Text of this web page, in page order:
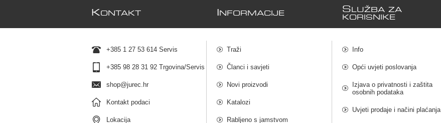
KONTAKT
+385 1 27 53 614 Servis
+385 98 28 31 92 Trgovina/Servis
shop@jurec.hr
Kontakt podaci
Lokacija
NFORMACIJE
Traži
Članci i savjeti
Novi proizvodi
Katalozi
Rabljeno s jamstvom
S LUŽBA ZA
KORISNIKE
Info
Opći uvjeti poslovanja
Izjava o privatnosti i zaštita
osobnih podataka
Uvjeti prodaje i načini plaćanja